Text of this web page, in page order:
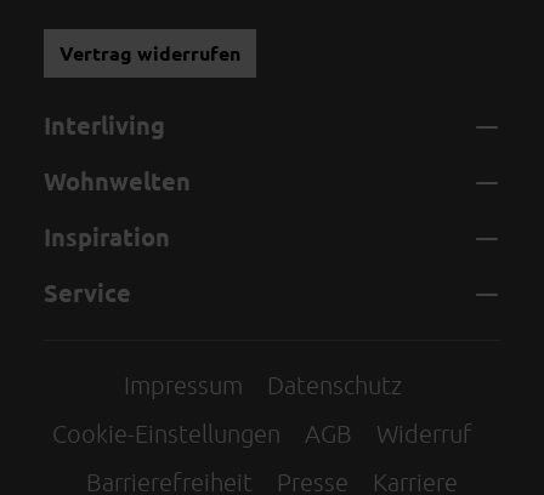
Vertrag widerrufen
Interliving
Wohnwelten
Inspiration
Service
Impressum
Datenschutz
Cookie-Einstellungen
AGB
Widerruf
Barrierefreiheit
Presse Karriere